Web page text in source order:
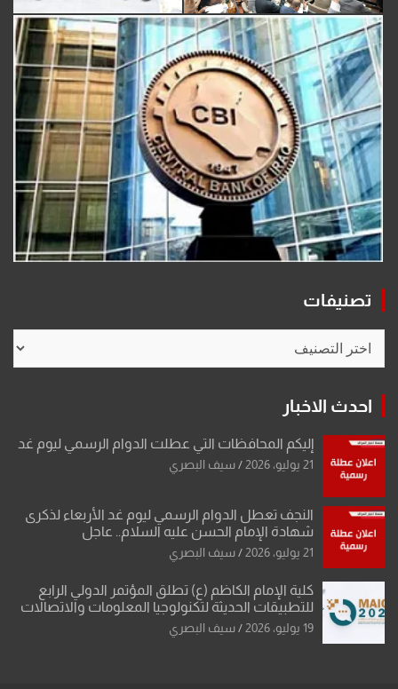
تصنيفات
احدث الاخبار
إليكم المحافظات التي عطلت الدوام الرسمي ليوم غد
21 يوليو، 2026 سيف البصري
النجف تعطل الدوام الرسمي ليوم غد الأربعاء لذكرى
شهادة الإمام الحسن عليه السلام.. عاجل
21 يوليو، 2026 سيف البصري
كلية الإمام الكاظم (ع) تطلق المؤتمر الدولي الرابع
للتطبيقات الحديثة لتكنولوجيا المعلومات والاتصالات
19 يوليو، 2026 سيف البصري